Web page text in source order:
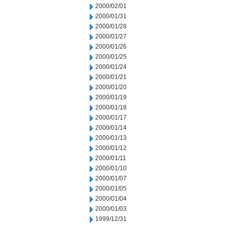
2000/02/01
2000/01/31
2000/01/28
2000/01/27
2000/01/26
2000/01/25
2000/01/24
2000/01/21
2000/01/20
2000/01/19
2000/01/18
2000/01/17
2000/01/14
2000/01/13
2000/01/12
2000/01/11
2000/01/10
2000/01/07
2000/01/05
2000/01/04
2000/01/03
1999/12/31